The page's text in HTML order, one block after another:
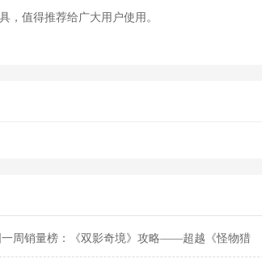
，值得推荐给广大用户使用。
一周销量榜：《双影奇境》攻略——超越《怪物猎